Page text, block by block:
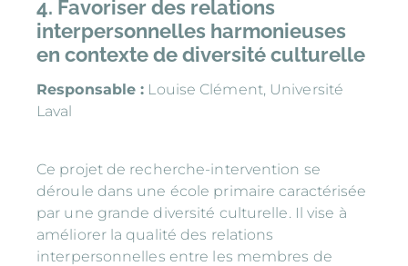
4. Favoriser des relations
interpersonnelles harmonieuses
en contexte de diversité culturelle
Responsable : Louise Clément, Université
Laval
Ce projet de recherche-intervention se
déroule dans une école primaire caractérisée
par une grande diversité culturelle. Il vise à
améliorer la qualité des relations
interpersonnelles entre les membres de